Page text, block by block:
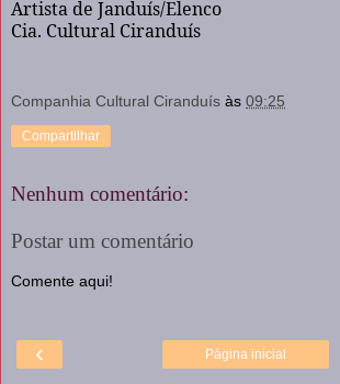
Artista de Janduís/Elenco
Cia. Cultural Ciranduís
Companhia Cultural Ciranduís às 09:25
Compartilhar
Nenhum comentário:
Postar um comentário
Comente aqui!
‹ Página inicial